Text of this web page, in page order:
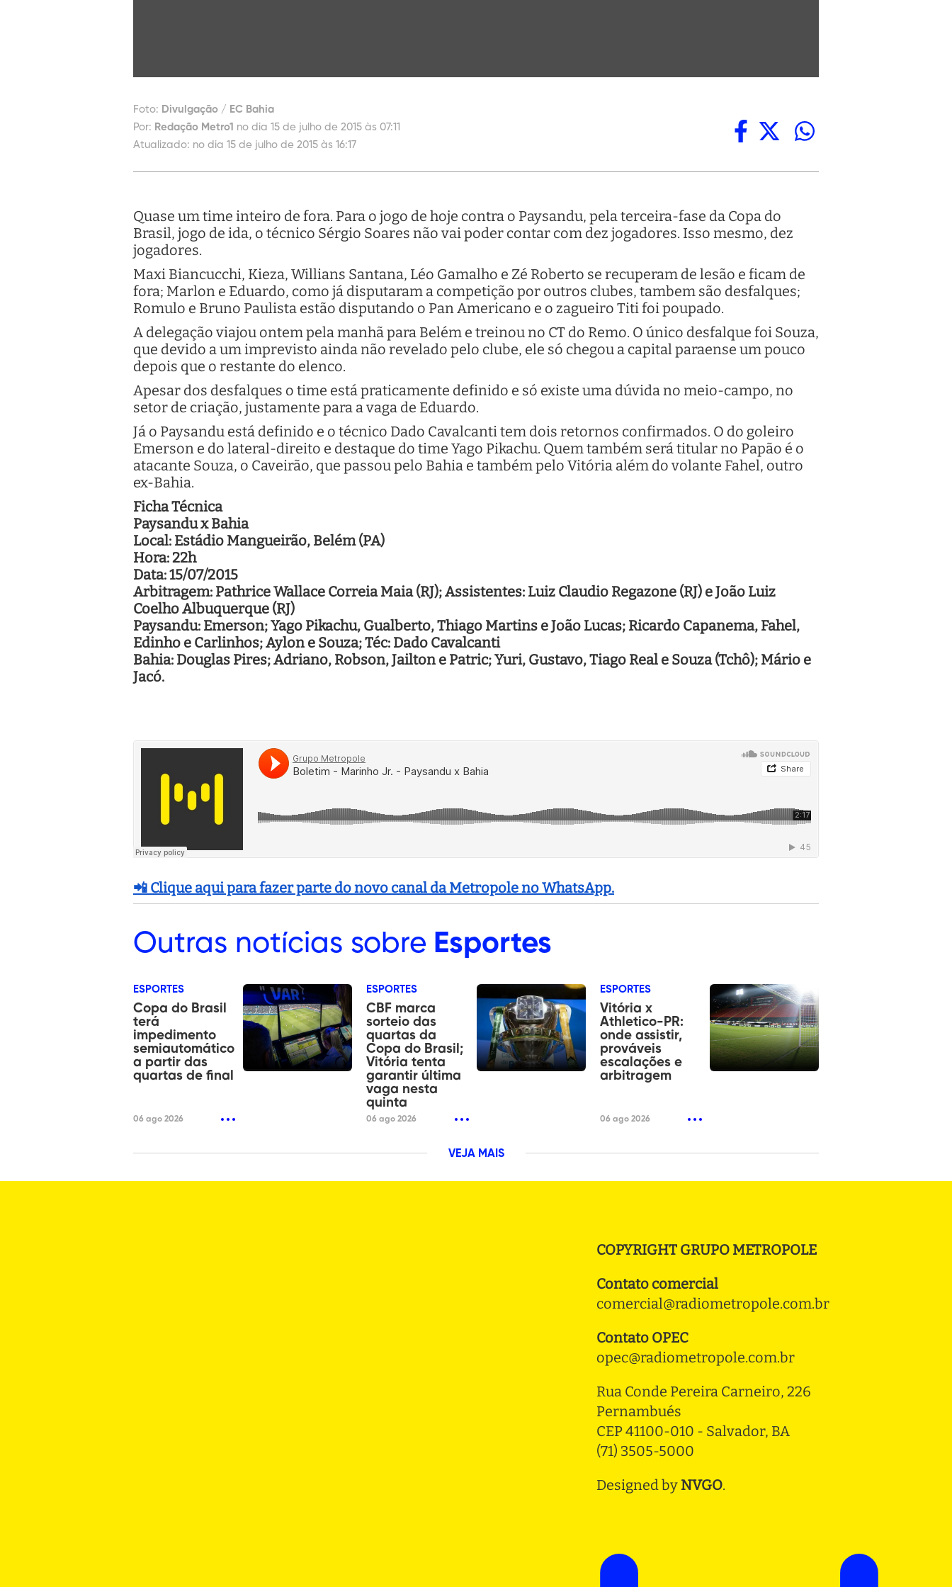
Foto: Divulgação / EC Bahia
Por: Redação Metro1 no dia 15 de julho de 2015 às 07:11
Atualizado: no dia 15 de julho de 2015 às 16:17
Quase um time inteiro de fora. Para o jogo de hoje contra o Paysandu, pela terceira-fase da Copa do
Brasil, jogo de ida, o técnico Sérgio Soares não vai poder contar com dez jogadores. Isso mesmo, dez
jogadores.
Maxi Biancucchi, Kieza, Willians Santana, Léo Gamalho e Zé Roberto se recuperam de lesão e ficam de
fora; Marlon e Eduardo, como já disputaram a competição por outros clubes, tambem são desfalques;
Romulo e Bruno Paulista estão disputando o Pan Americano e o zagueiro Titi foi poupado.
A delegação viajou ontem pela manhã para Belém e treinou no CT do Remo. O único desfalque foi Souza,
que devido a um imprevisto ainda não revelado pelo clube, ele só chegou a capital paraense um pouco
depois que o restante do elenco.
Apesar dos desfalques o time está praticamente definido e só existe uma dúvida no meio-campo, no
setor de criação, justamente para a vaga de Eduardo.
Já o Paysandu está definido e o técnico Dado Cavalcanti tem dois retornos confirmados. O do goleiro
Emerson e do lateral-direito e destaque do time Yago Pikachu. Quem também será titular no Papão é o
atacante Souza, o Caveirão, que passou pelo Bahia e também pelo Vitória além do volante Fahel, outro
ex-Bahia.
Ficha Técnica
Paysandu x Bahia
Local: Estádio Mangueirão, Belém (PA)
Hora: 22h
Data: 15/07/2015
Arbitragem: Pathrice Wallace Correia Maia (RJ); Assistentes: Luiz Claudio Regazone (RJ) e João Luiz
Coelho Albuquerque (RJ)
Paysandu: Emerson; Yago Pikachu, Gualberto, Thiago Martins e João Lucas; Ricardo Capanema, Fahel,
Edinho e Carlinhos; Aylon e Souza; Téc: Dado Cavalcanti
Bahia: Douglas Pires; Adriano, Robson, Jailton e Patric; Yuri, Gustavo, Tiago Real e Souza (Tchô); Mário e
Jacó.
📲 Clique aqui para fazer parte do novo canal da Metropole no WhatsApp.
Outras notícias sobre Esportes
ESPORTES
Copa do Brasil
terá
impedimento
semiautomático
a partir das
quartas de final
06 ago 2026
ESPORTES
CBF marca
sorteio das
quartas da
Copa do Brasil;
Vitória tenta
garantir última
vaga nesta
quinta
06 ago 2026
ESPORTES
Vitória x
Athletico-PR:
onde assistir,
prováveis
escalações e
arbitragem
06 ago 2026
VEJA MAIS
COPYRIGHT GRUPO METROPOLE
Contato comercial
comercial@radiometropole.com.br
Contato OPEC
opec@radiometropole.com.br
Rua Conde Pereira Carneiro, 226
Pernambués
CEP 41100-010 - Salvador, BA
(71) 3505-5000
Designed by NVGO.